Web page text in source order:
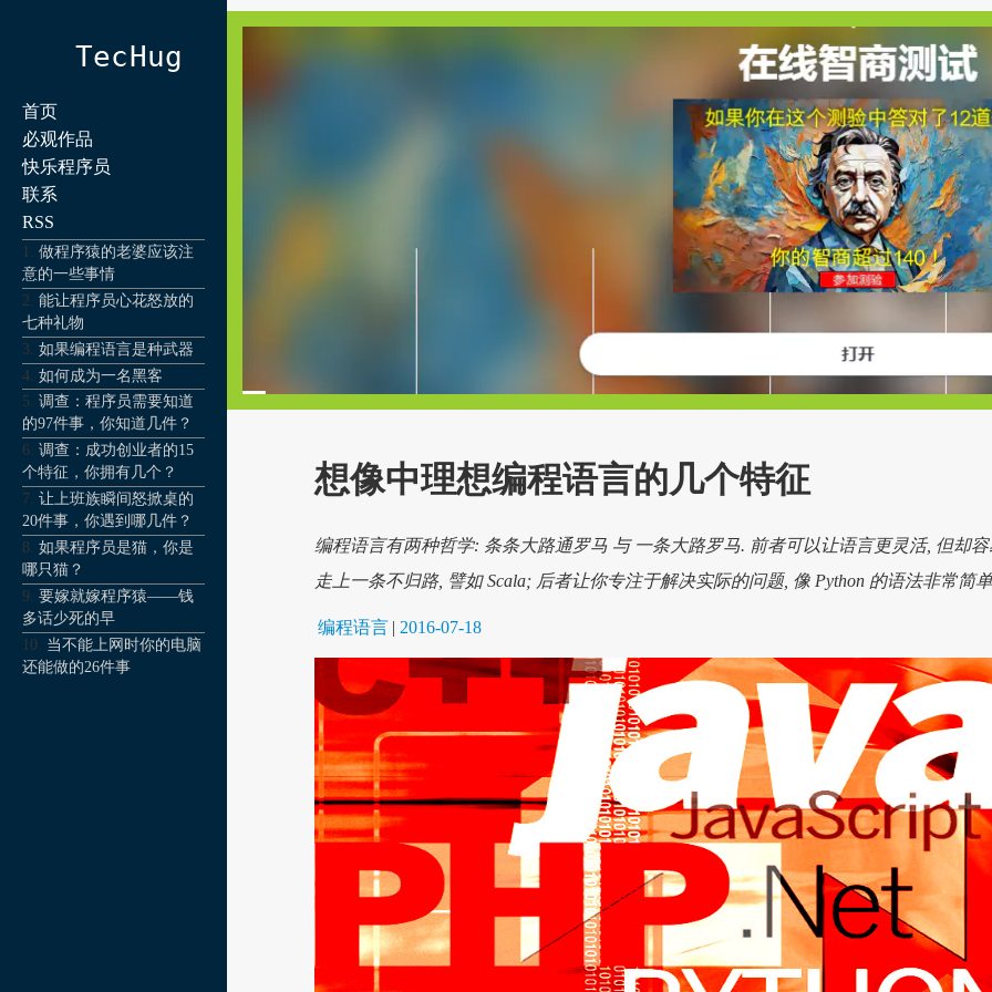
TecHug
首页
必观作品
快乐程序员
联系
RSS
做程序猿的老婆应该注
意的一些事情
能让程序员心花怒放的
七种礼物
如果编程语言是种武器
如何成为一名黑客
调查：程序员需要知道
的97件事，你知道几件？
调查：成功创业者的15
个特征，你拥有几个？
让上班族瞬间怒掀桌的
20件事，你遇到哪几件？
如果程序员是猫，你是
哪只猫？
要嫁就嫁程序猿——钱
多话少死的早
当不能上网时你的电脑
还能做的26件事
想像中理想编程语言的几个特征
编程语言有两种哲学: 条条大路通罗马 与 一条大路罗马. 前者可以让语言更灵活, 但却容
走上一条不归路, 譬如 Scala; 后者让你专注于解决实际的问题, 像 Python 的语法非常简
编程语言 | 2016-07-18